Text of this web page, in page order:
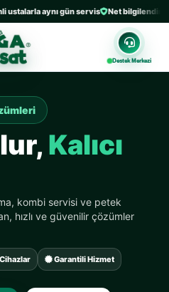
aynı gün servis Net bilgilendirme ve
Destek Merkezi
Kalıcı
kombi servisi ve petek
hızlı ve güvenilir çözümler
Garantili Hizmet